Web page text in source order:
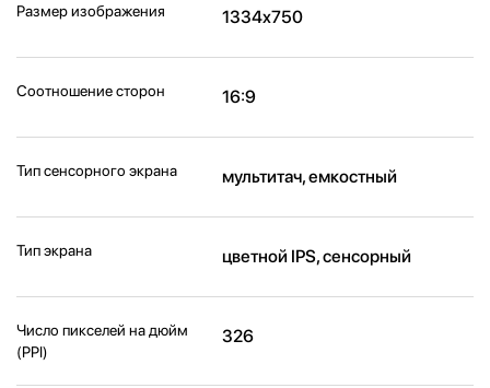
Размер изображения 1334x750
Соотношение сторон 16:9
Тип сенсорного экрана мультитач, емкостный
Тип экрана цветной IPS, сенсорный
Число пикселей на дюйм
(PPI)
326